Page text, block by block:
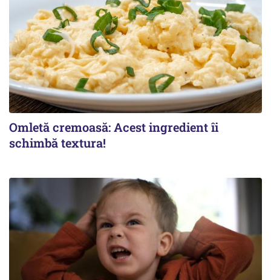
Omletă cremoasă: Acest ingredient îi
schimbă textura!